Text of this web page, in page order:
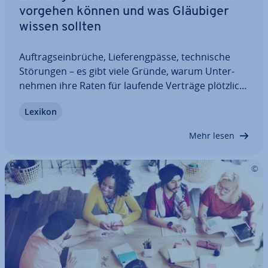
vorgehen können und was Gläubiger
wissen sollten
Auf­trags­ein­brü­che, Lie­fer­eng­päs­se, tech­ni­sche
Störungen – es gibt viele Gründe, warum Un­ter­
neh­men ihre Raten für laufende Verträge plötzlich
kann in solchen Fällen ver­hin­dern, dass Verzug
Lexikon
Mehr lesen